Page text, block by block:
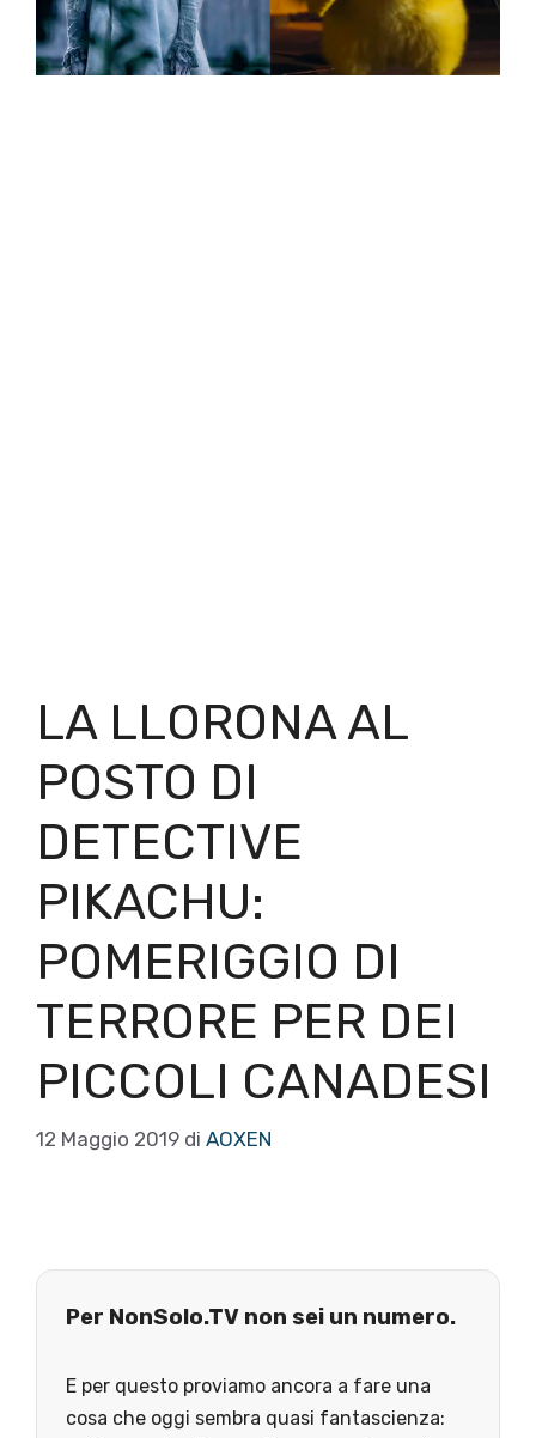
LA LLORONA AL
POSTO DI
DETECTIVE
PIKACHU:
POMERIGGIO DI
TERRORE PER DEI
PICCOLI CANADESI
12 Maggio 2019 di AOXEN
Per NonSolo.TV non sei un numero.
E per questo proviamo ancora a fare una
cosa che oggi sembra quasi fantascienza: